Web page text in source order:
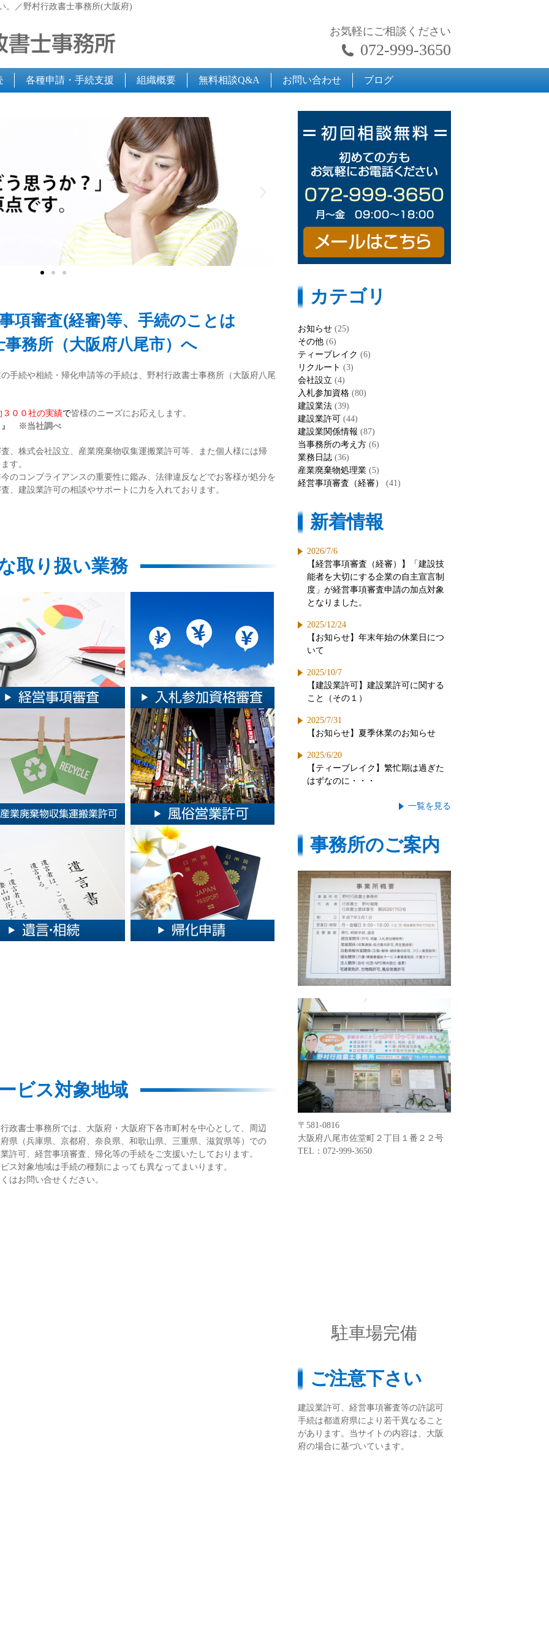
。／野村行政書士事務所(大阪府)
お気軽にご相談ください
072-999-3650
各種申請・手続支援 組織概要 無料相談Q&A お問い合わせ ブログ
項審査(経審)等、手続のことは
務所（大阪府八尾市）へ
手続や相続・帰化申請等の手続は、野村行政書士事務所（大阪府八尾
００社の実績で皆様のニーズにお応えします。
』 ※当社調べ
、株式会社設立、産業廃棄物収集運搬業許可等、また個人様には帰
す。
のコンプライアンスの重要性に鑑み、法律違反などでお客様が処分を
、建設業許可の相談やサポートに力を入れております。
取り扱い業務
ビス対象地域
政書士事務所では、大阪府・大阪府下各市町村を中心として、周辺
県（兵庫県、京都府、奈良県、和歌山県、三重県、滋賀県等）での
許可、経営事項審査、帰化等の手続をご支援いたしております。
ス対象地域は手続の種類によっても異なってまいります。
はお問い合せください。
カテゴリ
お知らせ (25)
その他 (6)
ティーブレイク (6)
リクルート (3)
会社設立 (4)
入札参加資格 (80)
建設業法 (39)
建設業許可 (44)
建設業関係情報 (87)
当事務所の考え方 (6)
業務日誌 (36)
産業廃棄物処理業 (5)
経営事項審査（経審）
(41)
新着情報
2026/7/6
【経営事項審査（経審）】「建設技
能者を大切にする企業の自主宣言制
度」が経営事項審査申請の加点対象
となりました。
2025/12/24
【お知らせ】年末年始の休業日につ
いて
2025/10/7
【建設業許可】建設業許可に関する
こと（その１）
2025/7/31
【お知らせ】夏季休業のお知らせ
2025/6/20
【ティーブレイク】繁忙期は過ぎた
はずなのに・・・
一覧を見る
事務所のご案内
〒581-0816
大阪府八尾市佐堂町２丁目１番２２号
TEL：072-999-3650
駐車場完備
ご注意下さい
建設業許可、経営事項審査等の許認可
手続は都道府県により若干異なること
があります。当サイトの内容は、大阪
府の場合に基づいています。